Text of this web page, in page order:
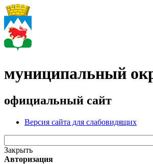
муниципальный
официальный сайт
Версия сайта для слабовидящих
Закрыть
Авторизация